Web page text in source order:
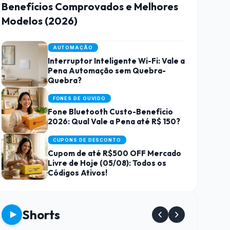
Benefícios Comprovados e Melhores
Modelos (2026)
AUTOMAÇÃO
Interruptor Inteligente Wi-Fi: Vale a
Pena Automação sem Quebra-
Quebra?
FONES DE OUVIDO
Fone Bluetooth Custo-Benefício
2026: Qual Vale a Pena até R$ 150?
CUPONS DE DESCONTO
Cupom de até R$500 OFF Mercado
Livre de Hoje (05/08): Todos os
Códigos Ativos!
Shorts